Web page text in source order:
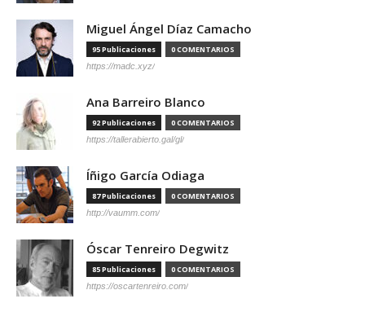
Miguel Ángel Díaz Camacho
95 Publicaciones 0 COMENTARIOS
https://madc.xyz/
Ana Barreiro Blanco
92 Publicaciones 0 COMENTARIOS
https://tallerabierto.gal/gl/
Íñigo García Odiaga
87 Publicaciones 0 COMENTARIOS
http://vaumm.com/
Óscar Tenreiro Degwitz
85 Publicaciones 0 COMENTARIOS
https://oscartenreiro.com/